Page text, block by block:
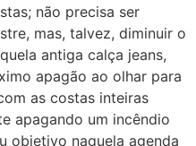
não precisa ser
mas, talvez, diminuir o
antiga calça jeans,
apagão ao olhar para
as costas inteiras
apagando um incêndio
objetivo naquela agenda